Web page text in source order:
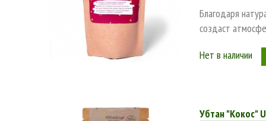
Благодаря
создаст
Нет в наличии
Убтан "Кокос"